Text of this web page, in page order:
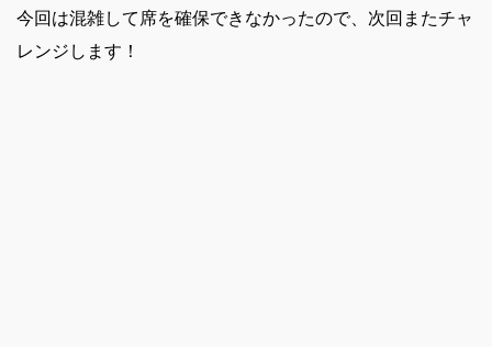
今回は混雑して席を確保できなかったので、次回またチャ
レンジします！